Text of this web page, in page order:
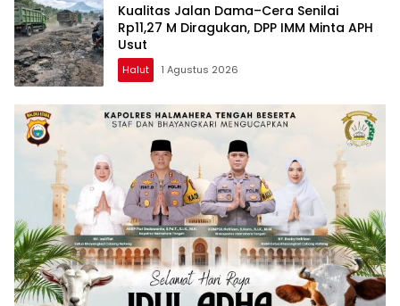
Kualitas Jalan Dama–Cera Senilai
Rp11,27 M Diragukan, DPP IMM Minta APH
Usut
Halut 1 Agustus 2026